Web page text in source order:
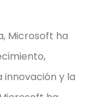
Microsoft ha
innovación y la